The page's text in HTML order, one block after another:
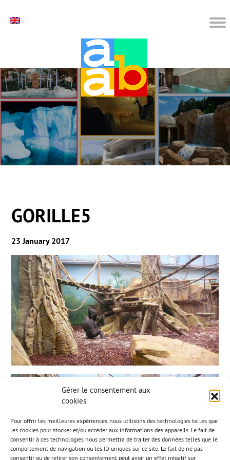
Gérer le consentement aux
cookies
Pour offrir les meilleures expériences, nous utilisons des technologies telles que
les cookies pour stocker et/ou accéder aux informations des appareils. Le fait de
consentir à ces technologies nous permettra de traiter des données telles que le
comportement de navigation ou les ID uniques sur ce site. Le fait de ne pas
consentir ou de retirer son consentement peut avoir un effet négatif sur
GORILLE5
23 January 2017